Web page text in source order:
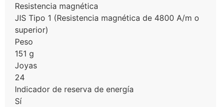
Resistencia magnética
JIS Tipo 1 (Resistencia magnética de 4800 A/m o
superior)
Peso
151 g
Joyas
24
Indicador de reserva de energía
Sí